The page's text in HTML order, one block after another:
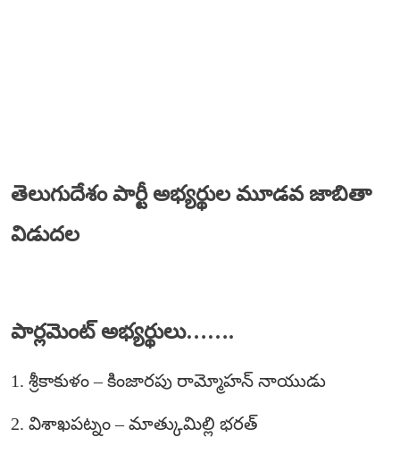
తెలుగుదేశం పార్టీ అభ్యర్థుల మూడవ జాబితా
విడుదల
పార్లమెంట్ అభ్యర్థులు…….
1. శ్రీకాకుళం – కింజారపు రామ్మోహన్ నాయుడు
2. విశాఖపట్నం – మాత్కుమిల్లి భరత్